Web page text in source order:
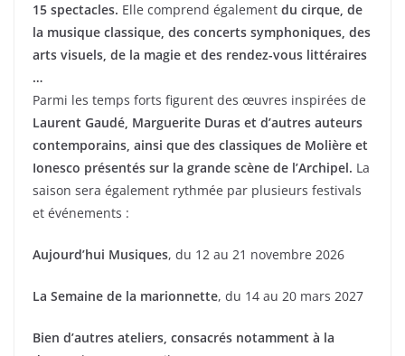
15 spectacles. Elle comprend également du cirque, de
la musique classique, des concerts symphoniques, des
arts visuels, de la magie et des rendez-vous littéraires
…
Parmi les temps forts figurent des œuvres inspirées de
Laurent Gaudé, Marguerite Duras et d’autres auteurs
contemporains, ainsi que des classiques de Molière et
Ionesco présentés sur la grande scène de l’Archipel. La
saison sera également rythmée par plusieurs festivals
et événements :
Aujourd’hui Musiques, du 12 au 21 novembre 2026
La Semaine de la marionnette, du 14 au 20 mars 2027
Bien d’autres ateliers, consacrés notamment à la